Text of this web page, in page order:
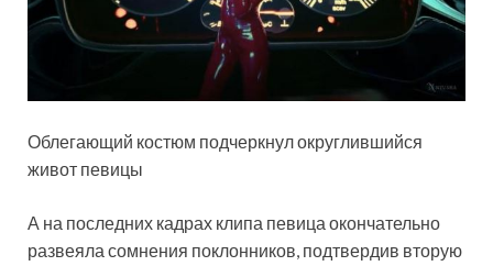
Облегающий костюм подчеркнул округлившийся
живот певицы
А на последних кадрах клипа певица окончательно
развеяла сомнения поклонников, подтвердив вторую